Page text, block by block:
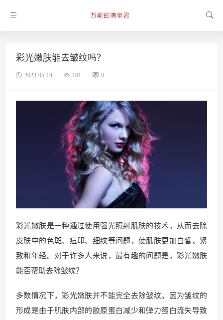
彩光嫩肤能去皱纹吗？
2023-05-14 181 0
彩光嫩肤是一种通过使用强光照射肌肤的技术，从而去除
皮肤中的色斑、痘印、细纹等问题，使肌肤更加白皙、紧
致和年轻。对于许多人来说，最有趣的问题是，彩光嫩肤
能否帮助去除皱纹？
多数情况下，彩光嫩肤并不能完全去除皱纹。因为皱纹的
形成是由于肌肤内部的胶原蛋白减少和弹力蛋白流失导致